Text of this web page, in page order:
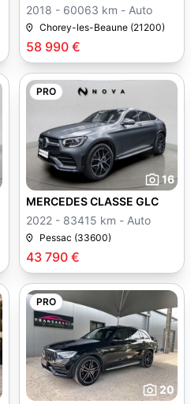
58 990 €
2018 - 60063 km - Auto
Chorey-les-Beaune (21200)
PRO
16
43 790 €
MERCEDES CLASSE GLC
2022 - 83415 km - Auto
Pessac (33600)
PRO
20